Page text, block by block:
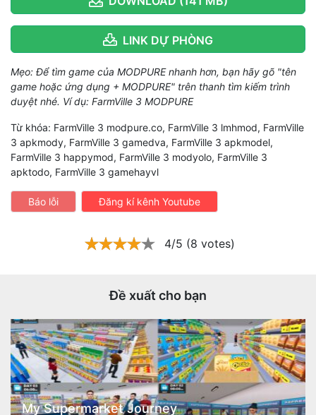
LINK DỰ PHÒNG
Mẹo: Để tìm game của MODPURE nhanh hơn, bạn hãy gõ "tên
game hoặc ứng dụng + MODPURE" trên thanh tìm kiếm trình
duyệt nhé. Ví dụ: FarmVille 3 MODPURE
Từ khóa: FarmVille 3 modpure.co, FarmVille 3 lmhmod, FarmVille
3 apkmody, FarmVille 3 gamedva, FarmVille 3 apkmodel,
FarmVille 3 happymod, FarmVille 3 modyolo, FarmVille 3
apktodo, FarmVille 3 gamehayvl
Báo lỗi Đăng kí kênh Youtube
4/5 (8 votes)
Đề xuất cho bạn
My Supermarket Journey